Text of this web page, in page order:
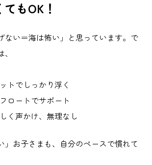
もOK！
ない＝海は怖い」と思っています。で
トでしっかり浮く
ロートでサポート
く声かけ、無理なし
」お子さまも、自分のペースで慣れて